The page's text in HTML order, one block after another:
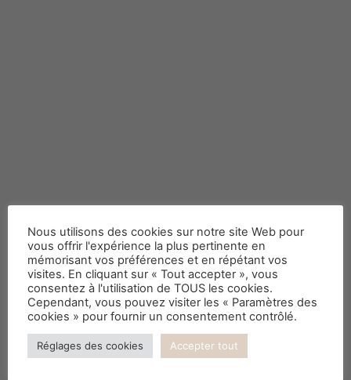
N’hésitez plus… osez le
papier peint
Nous utilisons des cookies sur notre site Web pour
vous offrir l'expérience la plus pertinente en
mémorisant vos préférences et en répétant vos
visites. En cliquant sur « Tout accepter », vous
consentez à l'utilisation de TOUS les cookies.
Cependant, vous pouvez visiter les « Paramètres des
cookies » pour fournir un consentement contrôlé.
Réglages des cookies Accepter tout